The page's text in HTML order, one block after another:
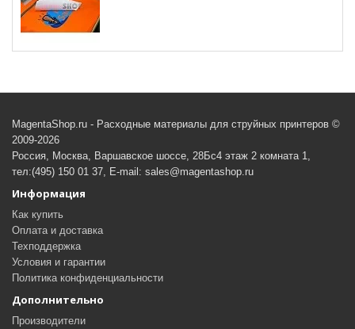
MagentaShop.ru - Расходные материалы для струйных принтеров ©
2009-2026
Россия, Москва, Варшавское шоссе, 28Бс4 этаж 2 комната 1,
тел:(495) 150 01 37, E-mail: sales@magentashop.ru
Информация
Как купить
Оплата и доставка
Техподдержка
Условия и гарантии
Политика конфиденциальности
Дополнительно
Производители